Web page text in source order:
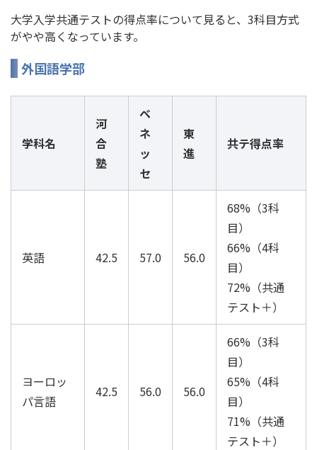
大学入学共通テストの得点率について見ると、3科目方式
がやや高くなっています。
外国語学部
学科名
河
合
塾
ベ
ネ
ッ
セ
東
進
共テ得点率
英語 42.5 57.0 56.0
68%（3科
目）
66%（4科
目）
72%（共通
テスト＋）
ヨーロッ
パ言語
42.5 56.0 56.0
66%（3科
目）
65%（4科
目）
71%（共通
テスト＋）